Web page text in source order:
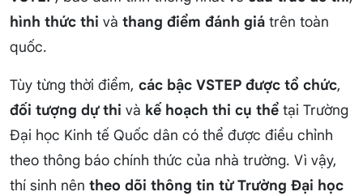
hình thức thi và thang điểm đánh giá trên toàn
quốc.
Tùy từng thời điểm, các bậc VSTEP được tổ chức,
đối tượng dự thi và kế hoạch thi cụ thể tại Trường
Đại học Kinh tế Quốc dân có thể được điều chỉnh
theo thông báo chính thức của nhà trường. Vì vậy,
thí sinh nên theo dõi thông tin từ Trường Đại học